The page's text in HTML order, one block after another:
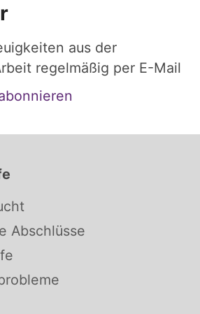
aus der
regelmäßig per E-Mail
Abschlüsse